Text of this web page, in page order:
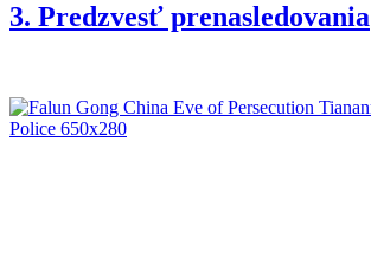
3. Predzvesť prenasledovania